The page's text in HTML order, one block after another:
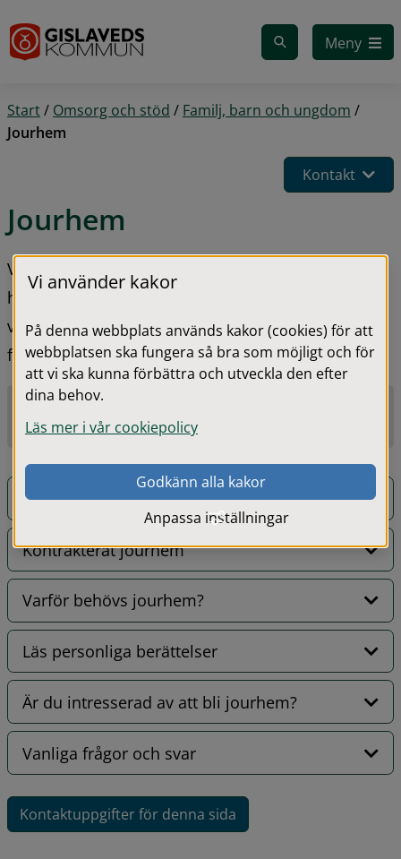
Meny
Start/ Omsorg och stöd / Familj, barn och ungdom /
Jourhem
Kontakt
Jourhem
Vill du ta emot barn i ditt hem som behöver akut
hjälp? Som jourhem tar du emot barn med kort
varsel som behöver omedelbart skydd eller stöd
för en kortare tid.
Jag är intresserad av att vara jourhem
Vad är ett jourhem?
Kontrakterat jourhem
Varför behövs jourhem?
Läs personliga berättelser
Är du intresserad av att bli jourhem?
Vanliga frågor och svar
Kontaktuppgifter för denna sida
Vi använder kakor
På denna webbplats används kakor (cookies) för att
webbplatsen ska fungera så bra som möjligt och för
att vi ska kunna förbättra och utveckla den efter
dina behov.
Läs mer i vår cookiepolicy
Godkänn alla kakor
Anpassa inställningar